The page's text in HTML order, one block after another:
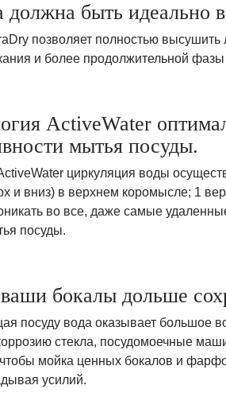
быть идеально
позволяет полностью
и более продолжительной
ActiveWater
мытья посуды.
циркуляция воды
и вниз) в верхнем коромысле; 1
во все, даже самые
посуды.
бокалы дольше
посуду вода оказывает большое
стекла, посудомоечные
мойка ценных бокалов и
усилий.